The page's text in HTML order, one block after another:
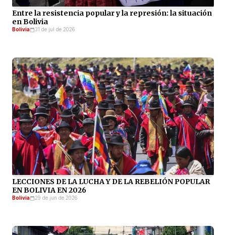
Entre la resistencia popular y la represión: la situación
en Bolivia
Bolivia 31 de jul de 2026
LECCIONES DE LA LUCHA Y DE LA REBELIÓN POPULAR
EN BOLIVIA EN 2026
Bolivia 29 de jun de 2026